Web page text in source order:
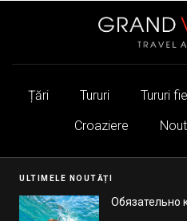
Țări Tururi Tururi
Croaziere
ULTIMELE NOUTĂȚI
Обязательно